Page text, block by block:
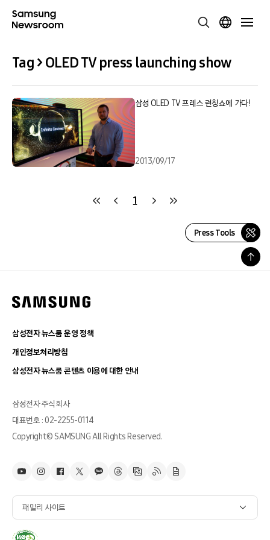
Tag > OLED TV press launching show
삼성 OLED TV 프레스 런칭쇼에 가다!
2013/09/17
1
Press Tools
삼성전자 뉴스룸 운영 정책
개인정보처리방침
삼성전자 뉴스룸 콘텐츠 이용에 대한 안내
삼성전자 주식회사
대표번호 : 02-2255-0114
Copyright© SAMSUNG All Rights Reserved.
패밀리 사이트